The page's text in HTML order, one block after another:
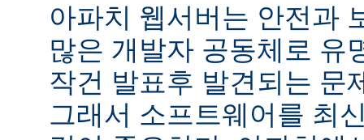
아파치 웹서버는 안전과
많은 개발자 공동체로 유
작건 발표후 발견되는 문
그래서 소프트웨어를 최